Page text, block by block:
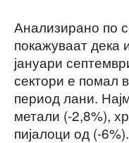
Анализирано по
покажуваат дека
јануари
сектори е помал
период лани.
метали (-2,8%),
пијалоци од (-6%).